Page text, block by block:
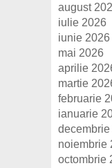
august
iulie 2026
iunie 2026
mai 2026
aprilie
martie
februarie
ianuarie
noiembrie
octombrie